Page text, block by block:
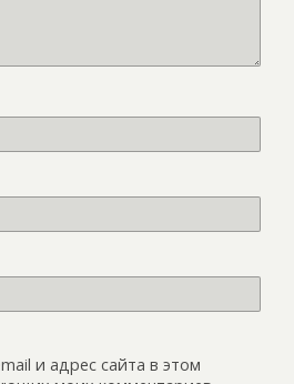
и адрес сайта в этом